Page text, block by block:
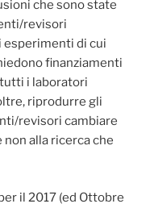
che sono state
revisori
di cui
finanziamenti
i laboratori
riprodurre gli
revisori cambiare
alla ricerca che
il 2017 (ed Ottobre